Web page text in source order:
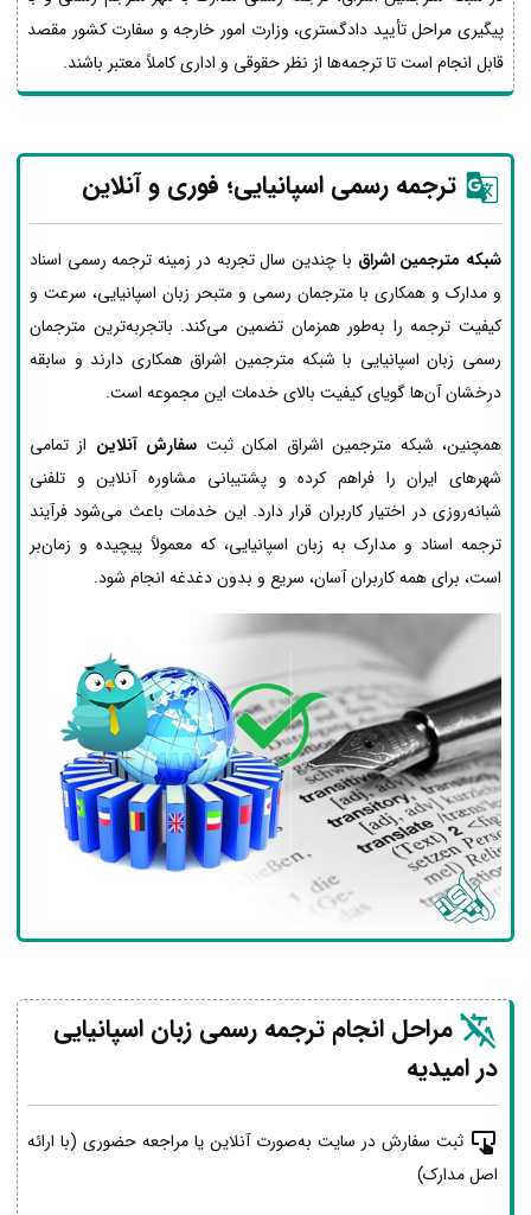
پیگیری مراحل تأیید دادگستری، وزارت امور خارجه و سفارت کشور مقصد
قابل انجام است تا ترجمه‌ها از نظر حقوقی و اداری کاملاً معتبر باشند.
ترجمه رسمی اسپانیایی؛ فوری و آنلاین
شبکه مترجمین اشراق با چندین سال تجربه در زمینه ترجمه رسمی اسناد
و مدارک و همکاری با مترجمان رسمی و متبحر زبان اسپانیایی، سرعت و
کیفیت ترجمه را به‌طور همزمان تضمین می‌کند. باتجربه‌ترین مترجمان
رسمی زبان اسپانیایی با شبکه مترجمین اشراق همکاری دارند و سابقه
درخشان آن‌ها گویای کیفیت بالای خدمات این مجموعه است.
همچنین، شبکه مترجمین اشراق امکان ثبت سفارش آنلاین از تمامی
شهرهای ایران را فراهم کرده و پشتیبانی مشاوره آنلاین و تلفنی
شبانه‌روزی در اختیار کاربران قرار دارد. این خدمات باعث می‌شود فرآیند
ترجمه اسناد و مدارک به زبان اسپانیایی، که معمولاً پیچیده و زمان‌بر
است، برای همه کاربران آسان، سریع و بدون دغدغه انجام شود.
مراحل انجام ترجمه رسمی زبان اسپانیایی
در امیدیه
ثبت سفارش در سایت به‌صورت آنلاین یا مراجعه حضوری (با ارائه
اصل مدارک)